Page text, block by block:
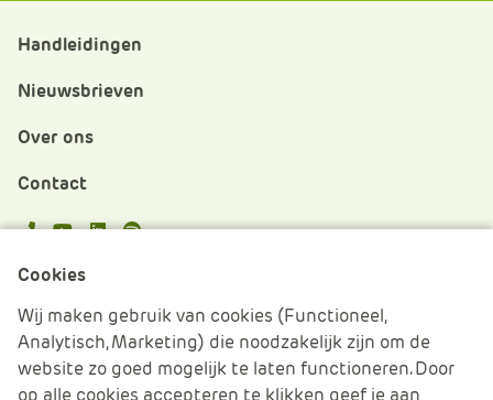
Handleidingen
Nieuwsbrieven
Over ons
Contact
Cookies beheren
Cookie verklaring
Cookies
Wij maken gebruik van cookies (Functioneel,
Analytisch, Marketing) die noodzakelijk zijn om de
website zo goed mogelijk te laten functioneren. Door
op alle cookies accepteren te klikken geef je aan